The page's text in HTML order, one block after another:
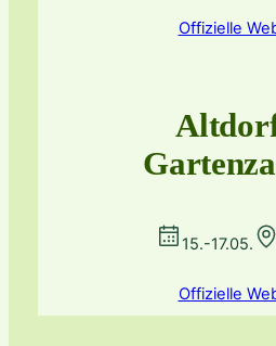
Offizielle
15.-17.05.
Offizielle